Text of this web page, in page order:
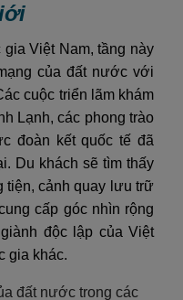
Việt Nam, tầng này
của đất nước với
cuộc triển lãm khám
Lạnh, các phong trào
đoàn kết quốc tế đã
Du khách sẽ tìm thấy
tiện, cảnh quay lưu trữ
cấp góc nhìn rộng
độc lập của Việt
gia khác.
đất nước trong các